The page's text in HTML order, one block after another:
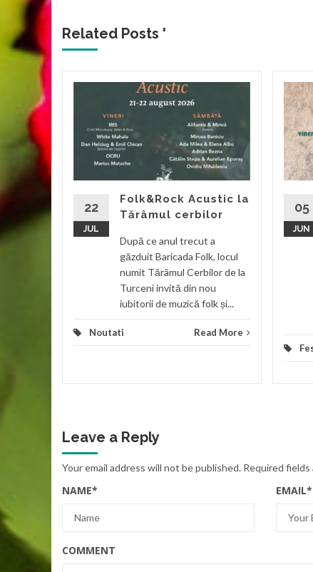
Related Posts '
Chira
More
22
JUL
Folk&Rock Acustic la
Tărâmul cerbilor
După ce anul trecut a
găzduit Baricada Folk, locul
numit Tărâmul Cerbilor de la
Turceni invită din nou
iubitorii de muzică folk și...
Noutati Read More
05
JUN
Leave a Reply
Your email address will not be published. Required fields
NAME* EMAIL*
COMMENT